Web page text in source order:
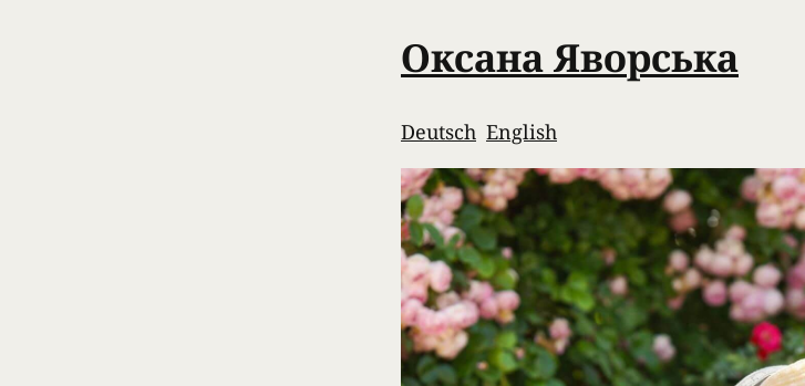
Оксана Яворська
Deutsch English